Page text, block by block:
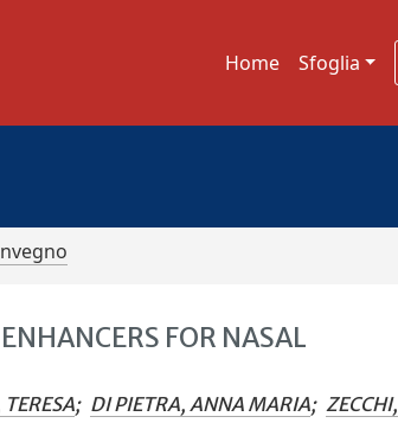
Home Sfoglia
FOR NASAL
; DI PIETRA, ANNA MARIA; ZECCHI,